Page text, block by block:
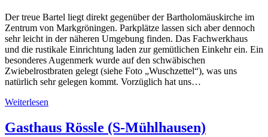
Der treue Bartel liegt direkt gegenüber der Bartholomäuskirche im
Zentrum von Markgröningen. Parkplätze lassen sich aber dennoch
sehr leicht in der näheren Umgebung finden. Das Fachwerkhaus
und die rustikale Einrichtung laden zur gemütlichen Einkehr ein. Ein
besonderes Augenmerk wurde auf den schwäbischen
Zwiebelrostbraten gelegt (siehe Foto „Wuschzettel“), was uns
natürlich sehr gelegen kommt. Vorzüglich hat uns…
Weiterlesen
Gasthaus Rössle (S-Mühlhausen)